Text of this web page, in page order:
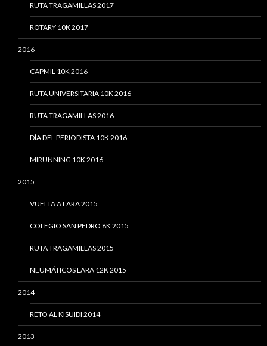
RUTA TRAGAMILLAS 2017
ROTARY 10K 2017
2016
CAPMIL 10K 2016
RUTA UNIVERSITARIA 10K 2016
RUTA TRAGAMILLAS 2016
DÍA DEL PERIODISTA 10K 2016
MIRUNNING 10K 2016
2015
VUELTA A LARA 2015
COLEGIO SAN PEDRO 8K 2015
RUTA TRAGAMILLAS 2015
NEUMÁTICOS LARA 12K 2015
2014
RETO AL KISUIDI 2014
2013